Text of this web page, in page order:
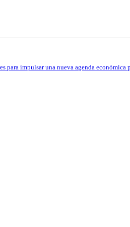
para impulsar una nueva agenda económica